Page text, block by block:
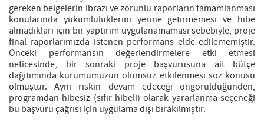
gereken belgelerin ibrazı ve zorunlu raporların tamamlanması
konularında yükümlülüklerini yerine getirmemesi ve hibe
almadıkları için bir yaptırım uygulanamaması sebebiyle, proje
final raporlarımızda istenen performans elde edilememiştir.
Önceki performansın değerlendirmelere etki etmesi
neticesinde, bir sonraki proje başvurusuna ait bütçe
dağıtımında kurumumuzun olumsuz etkilenmesi söz konusu
olmuştur. Aynı riskin devam edeceği öngörüldüğünden,
programdan hibesiz (sıfır hibeli) olarak yararlanma seçeneği
bu başvuru çağrısı için uygulama dışı bırakılmıştır.